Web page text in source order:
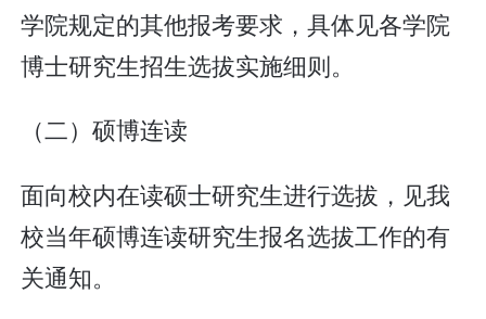
学院规定的其他报考要求，具体见各学院
博士研究生招生选拔实施细则。
（二）硕博连读
面向校内在读硕士研究生进行选拔，见我
校当年硕博连读研究生报名选拔工作的有
关通知。